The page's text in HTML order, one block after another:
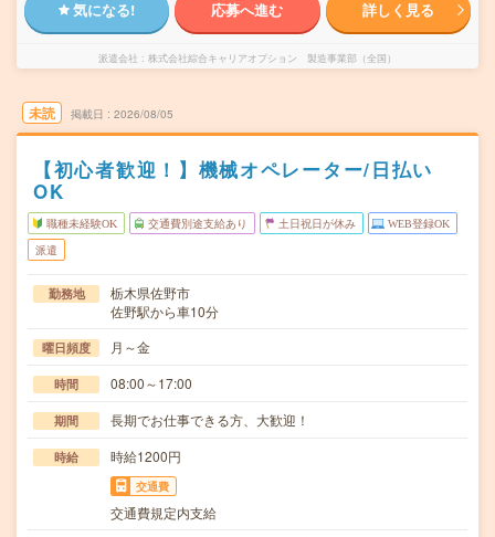
気になる! 応募へ進む 詳しく見る
派遣会社 株式会社綜合キャリアオプション 製造事業部（全国）
未読 掲載日 2026/08/05
【初心者歓迎！】機械オペレーター/日払い
OK
職種未経験OK 交通費別途支給あり 土日祝日が休み WEB登録OK
派遣
勤務地
栃木県佐野市
佐野駅から車10分
曜日頻度 月～金
時間 08:00～17:00
期間 長期でお仕事できる方、大歓迎！
時給 時給1200円
交通費
交通費規定内支給